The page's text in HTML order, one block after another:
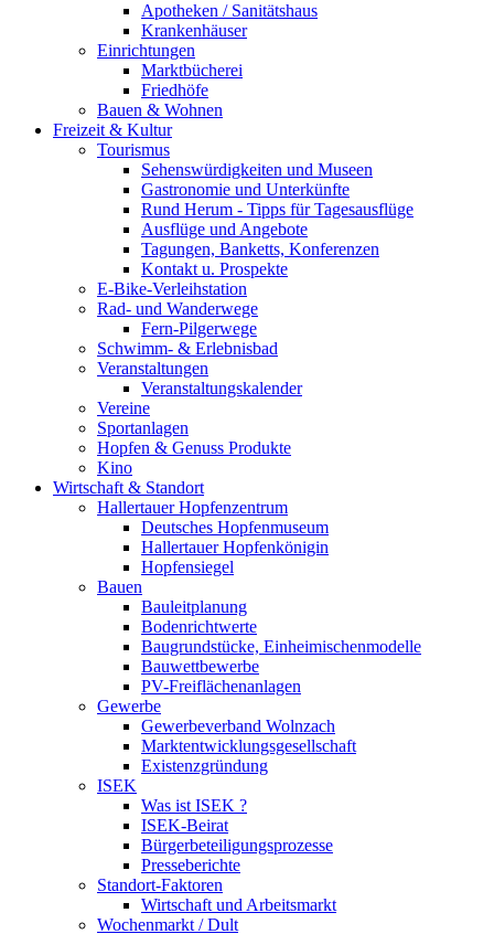
Apotheken / Sanitätshaus
Krankenhäuser
Einrichtungen
Marktbücherei
Friedhöfe
Bauen & Wohnen
Freizeit & Kultur
Tourismus
Sehenswürdigkeiten und Museen
Gastronomie und Unterkünfte
Rund Herum - Tipps für Tagesausflüge
Ausflüge und Angebote
Tagungen, Banketts, Konferenzen
Kontakt u. Prospekte
E-Bike-Verleihstation
Rad- und Wanderwege
Fern-Pilgerwege
Schwimm- & Erlebnisbad
Veranstaltungen
Veranstaltungskalender
Vereine
Sportanlagen
Hopfen & Genuss Produkte
Kino
Wirtschaft & Standort
Hallertauer Hopfenzentrum
Deutsches Hopfenmuseum
Hallertauer Hopfenkönigin
Hopfensiegel
Bauen
Bauleitplanung
Bodenrichtwerte
Baugrundstücke, Einheimischenmodelle
Bauwettbewerbe
PV-Freiflächenanlagen
Gewerbe
Gewerbeverband Wolnzach
Marktentwicklungsgesellschaft
Existenzgründung
ISEK
Was ist ISEK ?
ISEK-Beirat
Bürgerbeteiligungsprozesse
Presseberichte
Standort-Faktoren
Wirtschaft und Arbeitsmarkt
Wochenmarkt / Dult